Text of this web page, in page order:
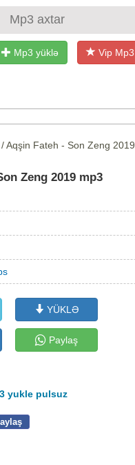
Mp3 yüklə Vip Mp3
/ Aqşin Fateh - Son Zeng 2019
Zeng 2019 mp3
YÜKLƏ
Paylaş
yukle pulsuz